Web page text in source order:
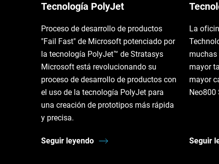
Tecnología PolyJet
Proceso de desarrollo de productos
"Fail Fast" de Microsoft potenciado por
la tecnología PolyJet™ de Stratasys
Microsoft está revolucionando su
proceso de desarrollo de productos con
el uso de la tecnología PolyJet para
una creación de prototipos más rápida
y precisa.
Seguir leyendo
La
muchas
mayor
mayor
Neo800
Seguir